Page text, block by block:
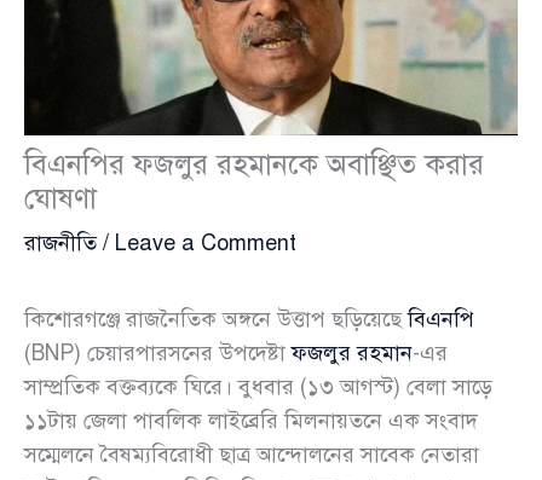
বিএনপির ফজলুর রহমানকে অবাঞ্ছিত করার
ঘোষণা
রাজনীতি/ Leave a Comment
কিশোরগঞ্জে রাজনৈতিক অঙ্গনে উত্তাপ ছড়িয়েছেবিএনপি
(BNP) চেয়ারপারসনের উপদেষ্টাফজলুর রহমান-এর
সাম্প্রতিক বক্তব্যকে ঘিরে। বুধবার (১৩ আগস্ট) বেলা সাড়ে
১১টায় জেলা পাবলিক লাইব্রেরি মিলনায়তনে এক সংবাদ
সম্মেলনে বৈষম্যবিরোধী ছাত্র আন্দোলনের সাবেক নেতারা